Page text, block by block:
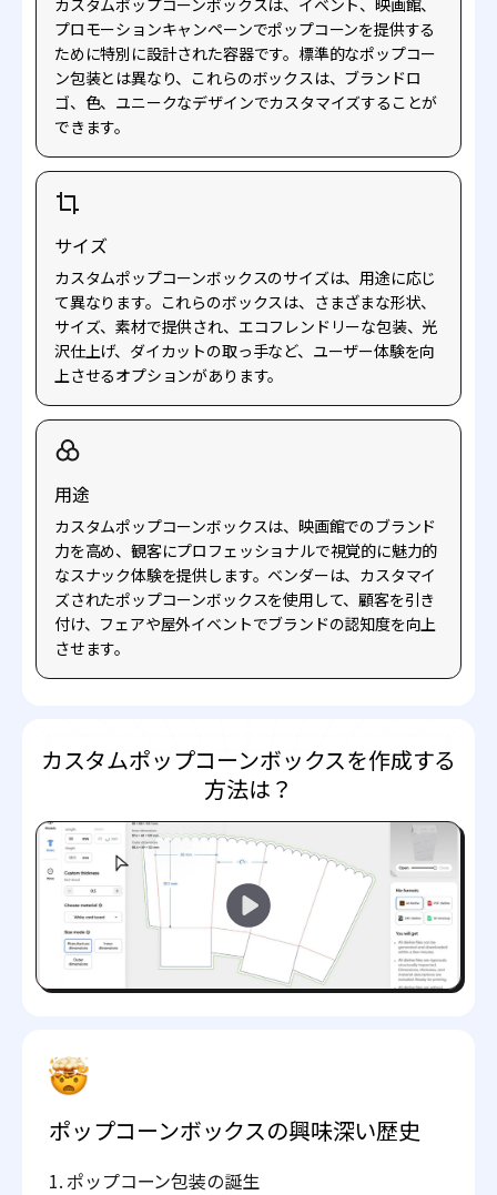
プロモーションキャンペーンでポップコーンを提供する
ために特別に設計された容器です。標準的なポップコー
ン包装とは異なり、これらのボックスは、ブランドロ
ゴ、色、ユニークなデザインでカスタマイズすることが
できます。
サイズ
カスタムポップコーンボックスのサイズは、用途に応じ
て異なります。これらのボックスは、さまざまな形状、
サイズ、素材で提供され、エコフレンドリーな包装、光
沢仕上げ、ダイカットの取っ手など、ユーザー体験を向
上させるオプションがあります。
用途
カスタムポップコーンボックスは、映画館でのブランド
力を高め、観客にプロフェッショナルで視覚的に魅力的
なスナック体験を提供します。ベンダーは、カスタマイ
ズされたポップコーンボックスを使用して、顧客を引き
付け、フェアや屋外イベントでブランドの認知度を向上
させます。
カスタムポップコーンボックスを作成する
方法は？
ポップコーンボックスの興味深い歴史
1. ポップコーン包装の誕生